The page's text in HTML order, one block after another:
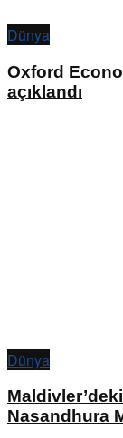
Dünya
Oxford
açıklandı
Dünya
Nasandhura